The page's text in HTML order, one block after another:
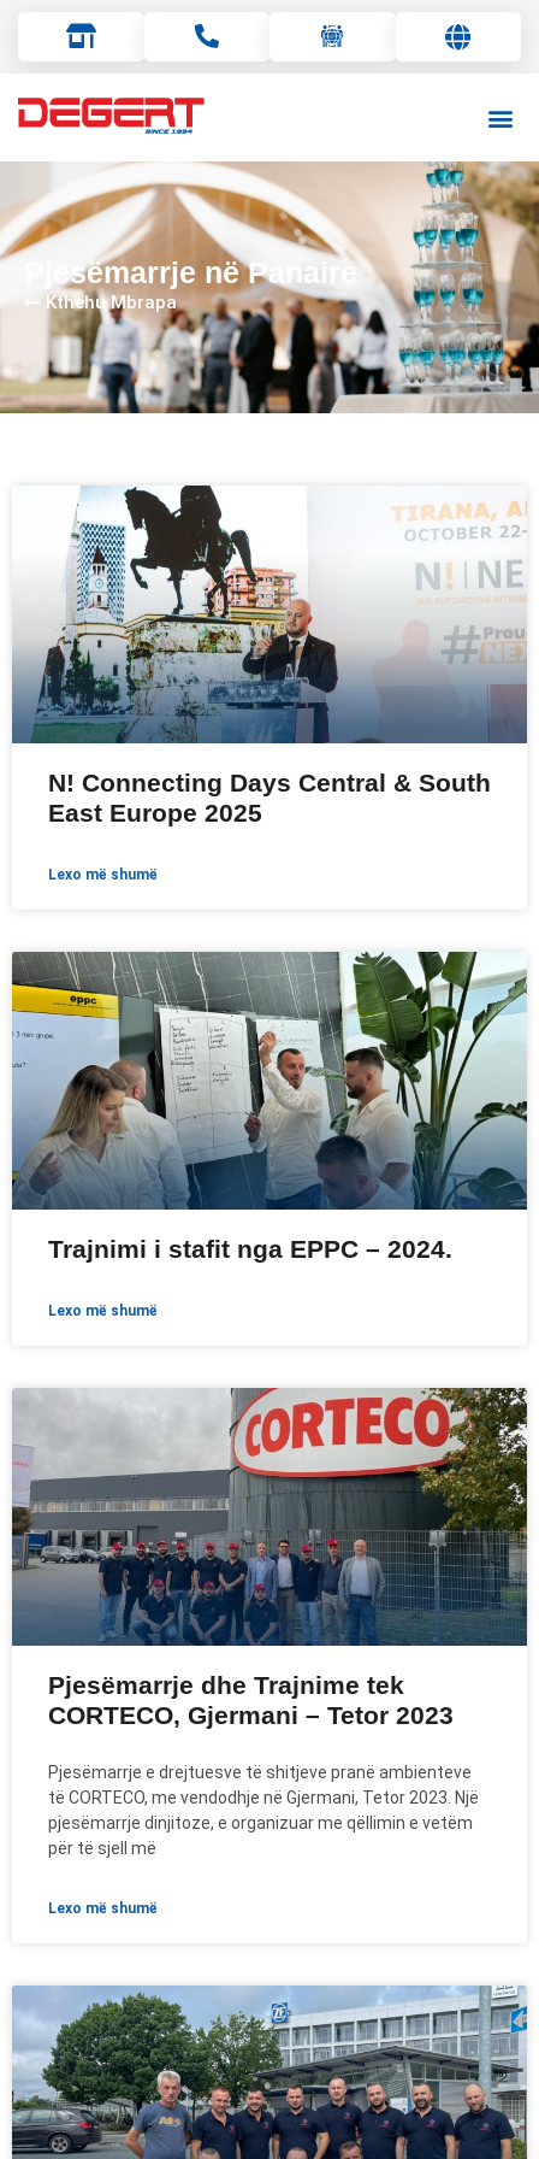
Français
Deutsch
Italiano
Pjesëmarrje në Panaire
Kthehu Mbrapa
N! Connecting Days Central & South
East Europe 2025
lexo më shumë
Trajnimi i stafit nga EPPC – 2024.
lexo më shumë
Pjesëmarrje dhe Trajnime tek
CORTECO, Gjermani – Tetor 2023
Pjesëmarrje e drejtuesve të shitjeve pranë ambienteve
të CORTECO, me vendodhje në Gjermani, Tetor 2023. Një
pjesëmarrje dinjitoze, e organizuar me qëllimin e vetëm
për të sjell më
lexo më shumë